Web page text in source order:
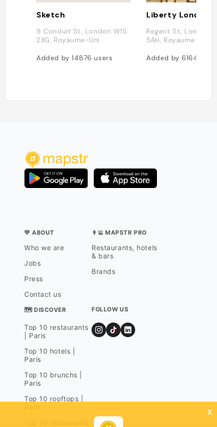
Sketch
9 Conduit St, London W1S
2XG, Royaume-Uni
Added by14876users
Liberty London
Regent St, London
5AH, Royaume-Uni
Added by6164
💛 ABOUT
Who we are
Jobs
Press
Contact us
👨‍💻 MAPSTR PRO
Restaurants, hotels
& bars
Brands
🗺 DISCOVER
Top 10 restaurants
| Paris
Top 10 hotels |
Paris
Top 10 brunchs |
Paris
Top 10 rooftops |
FOLLOW US
x